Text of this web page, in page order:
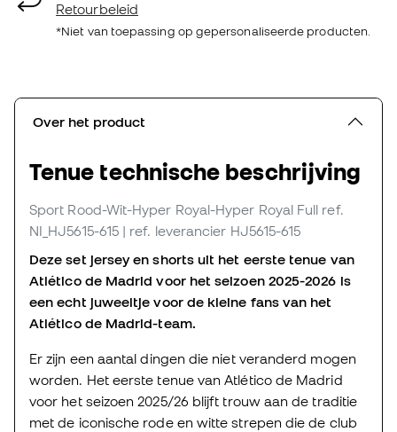
Retourbeleid
*Niet van toepassing op gepersonaliseerde producten.
Over het product
Tenue technische beschrijving
Sport Rood-Wit-Hyper Royal-Hyper Royal Full ref.
NI_HJ5615-615 | ref. leverancier HJ5615-615
Deze set jersey en shorts uit het eerste tenue van
Atlético de Madrid voor het seizoen 2025-2026 is
een echt juweeltje voor de kleine fans van het
Atlético de Madrid-team.
Er zijn een aantal dingen die niet veranderd mogen
worden. Het eerste tenue van Atlético de Madrid
voor het seizoen 2025/26 blijft trouw aan de traditie
met de iconische rode en witte strepen die de club